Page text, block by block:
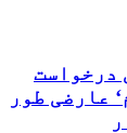
درخواست
عارضی طور